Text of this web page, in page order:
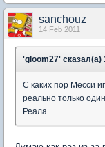
sanchouz
14 Feb 2011
'gloom27' сказал(а)
С каких пор Месси
реально только
Реала